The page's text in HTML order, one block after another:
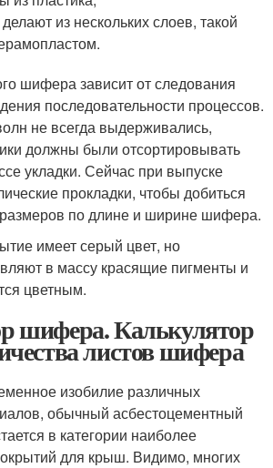
из нескольких слоев, такой
шифера зависит от следования
последовательности процессов.
не всегда выдерживались,
должны были отсортировывать
укладки. Сейчас при выпуске
прокладки, чтобы добиться
по длине и ширине шифера.
имеет серый цвет, но
в массу красящие пигменты и
цветным.
шифера. Калькулятор
листов шифера
изобилие различных
обычный асбестоцементный
в категории наиболее
для крыш. Видимо, многих